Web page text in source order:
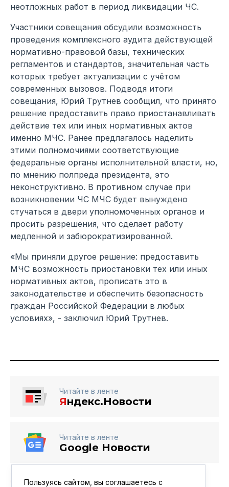
неотложных работ в период ликвидации ЧС.
Участники совещания обсудили возможность
проведения комплексного аудита действующей
нормативно-правовой базы, технических
регламентов и стандартов, значительная часть
которых требует актуализации с учётом
современных вызовов. Подводя итоги
совещания, Юрий Трутнев сообщил, что принято
решение предоставить право приостанавливать
действие тех или иных нормативных актов
именно МЧС. Ранее предлагалось наделить
этими полномочиями соответствующие
федеральные органы исполнительной власти, но,
по мнению полпреда президента, это
неконструктивно. В противном случае при
возникновении ЧС МЧС будет вынуждено
стучаться в двери уполномоченных органов и
просить разрешения, что сделает работу
медленной и забюрократизированной.
«Мы приняли другое решение: предоставить
МЧС возможность приостановки тех или иных
нормативных актов, прописать это в
законодательстве и обеспечить безопасность
граждан Российской Федерации в любых
условиях», - заключил Юрий Трутнев.
Читайте в ленте
Яндекс.Новости
Читайте в ленте
Google Новости
Пользуясь сайтом, вы соглашаетесь с